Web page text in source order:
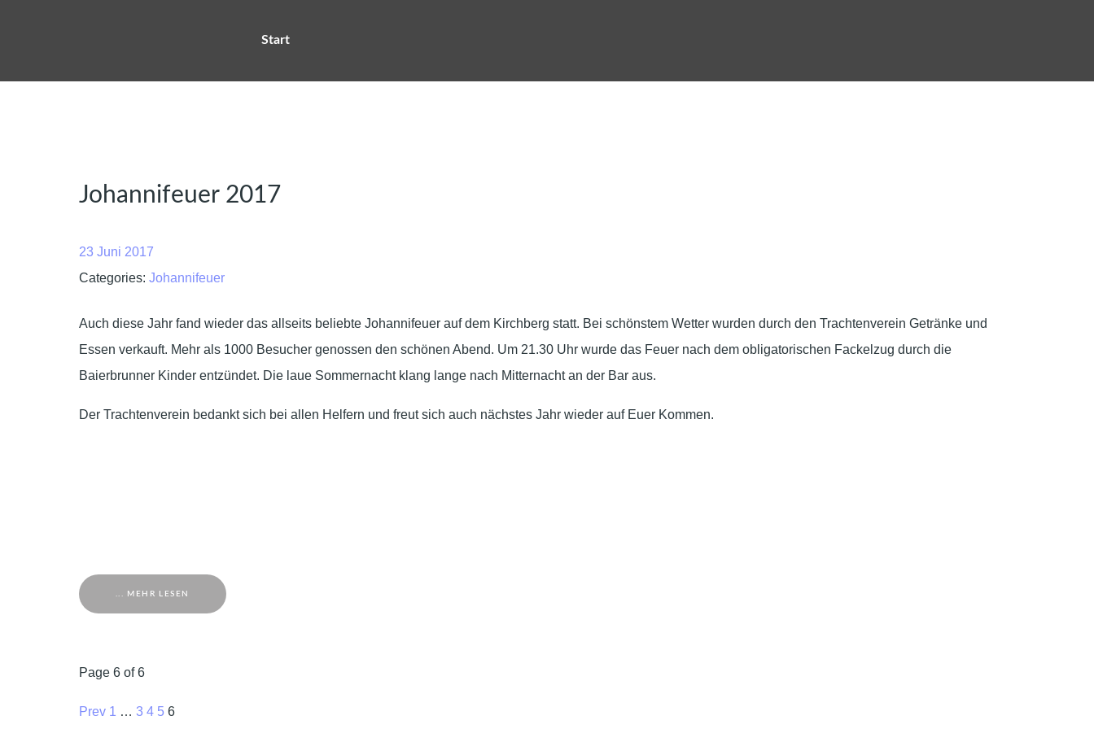
Start
Johannifeuer 2017
23 Juni 2017
Categories: Johannifeuer
Auch diese Jahr fand wieder das allseits beliebte Johannifeuer auf dem Kirchberg statt. Bei schönstem Wetter wurden durch den Trachtenverein Getränke und
Essen verkauft. Mehr als 1000 Besucher genossen den schönen Abend. Um 21.30 Uhr wurde das Feuer nach dem obligatorischen Fackelzug durch die
Baierbrunner Kinder entzündet. Die laue Sommernacht klang lange nach Mitternacht an der Bar aus.
Der Trachtenverein bedankt sich bei allen Helfern und freut sich auch nächstes Jahr wieder auf Euer Kommen.
... MEHR LESEN
Page 6 of 6
Prev 1 … 3 4 5 6